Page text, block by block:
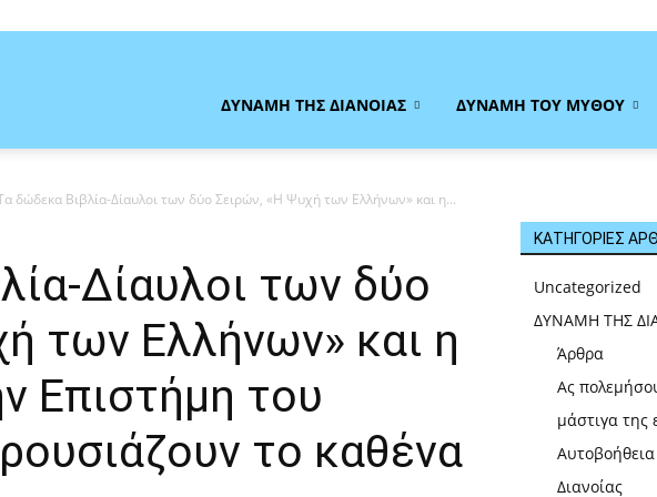
ΔΥΝΑΜΗ ΤΗΣ ΔΙΑΝΟΙΑΣ ΔΥΝΑΜΗ ΤΟΥ ΜΥΘΟΥ
δώδεκα Βιβλία-Δίαυλοι των δύο Σειρών, «Η Ψυχή των Ελλήνων» και η...
Δίαυλοι των δύο
των Ελλήνων» και η
Επιστήμη του
το καθένα
ΚΑΤΗΓΟΡΙΕΣ
Uncategorized
ΔΥΝΑΜΗ ΤΗΣ
Άρθρα
Ας
μάστιγα της
Διανοίας